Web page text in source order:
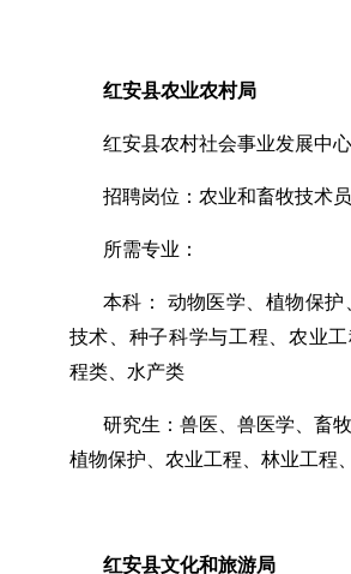
红安县农业农村局
红安县农村社会事业发展中心
招聘岗位：农业和畜牧技术员
所需专业：
本科： 动物医学、植物保护
技术、种子科学与工程、农业
程类、水产类
研究生：兽医、兽医学、畜
植物保护、农业工程、林业工程
红安县文化和旅游局